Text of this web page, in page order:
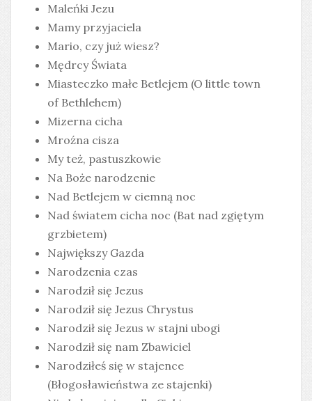
Maleńki Jezu
Mamy przyjaciela
Mario, czy już wiesz?
Mędrcy Świata
Miasteczko małe Betlejem (O little town
of Bethlehem)
Mizerna cicha
Mroźna cisza
My też, pastuszkowie
Na Boże narodzenie
Nad Betlejem w ciemną noc
Nad światem cicha noc (Bat nad zgiętym
grzbietem)
Największy Gazda
Narodzenia czas
Narodził się Jezus
Narodził się Jezus Chrystus
Narodził się Jezus w stajni ubogi
Narodził się nam Zbawiciel
Narodziłeś się w stajence
(Błogosławieństwa ze stajenki)